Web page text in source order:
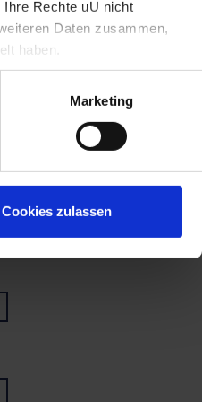
Ihre Rechte uU nicht
Daten zusammen,
haben.
Marketing
Cookies zulassen